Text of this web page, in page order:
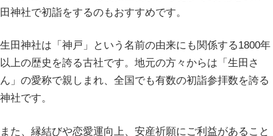
田神社で初詣をするのもおすすめです。
生田神社は「神戸」という名前の由来にも関係する1800年
以上の歴史を誇る古社です。地元の方々からは「生田さ
ん」の愛称で親しまれ、全国でも有数の初詣参拝数を誇る
神社です。
また、縁結びや恋愛運向上、安産祈願にご利益があること